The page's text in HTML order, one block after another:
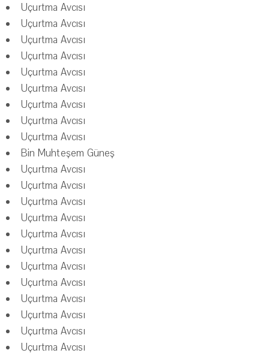
Uçurtma Avcısı
Uçurtma Avcısı
Uçurtma Avcısı
Uçurtma Avcısı
Uçurtma Avcısı
Uçurtma Avcısı
Uçurtma Avcısı
Uçurtma Avcısı
Uçurtma Avcısı
Bin Muhteşem Güneş
Uçurtma Avcısı
Uçurtma Avcısı
Uçurtma Avcısı
Uçurtma Avcısı
Uçurtma Avcısı
Uçurtma Avcısı
Uçurtma Avcısı
Uçurtma Avcısı
Uçurtma Avcısı
Uçurtma Avcısı
Uçurtma Avcısı
Uçurtma Avcısı